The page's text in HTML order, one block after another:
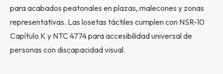
para acabados peatonales en plazas, malecones y zonas
representativas. Las losetas táctiles cumplen con NSR-10
Capítulo K y NTC 4774 para accesibilidad universal de
personas con discapacidad visual.